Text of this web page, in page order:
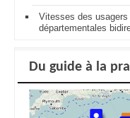
Vitesses des
départementales
Du guide à la